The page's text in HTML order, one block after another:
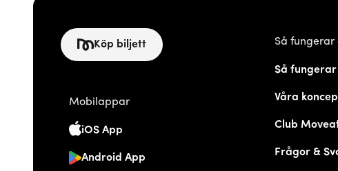
Köp biljett
Mobilappar
iOS App
Android App
Så fungerar
Så
Våra
Club
Frågor &